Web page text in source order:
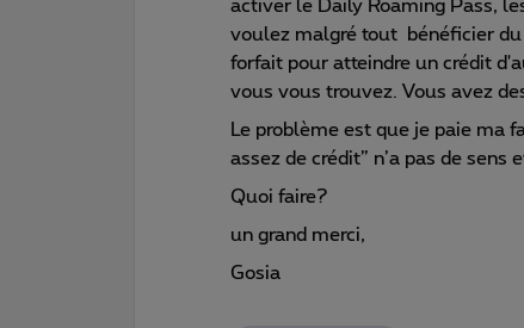
activer le Daily Roaming Pass,
voulez malgré tout bénéficier du
forfait pour atteindre un crédit
vous vous trouvez. Vous avez
Le problème est que je paie ma
assez de crédit” n’a pas de sens
Quoi faire?
un grand merci,
Gosia